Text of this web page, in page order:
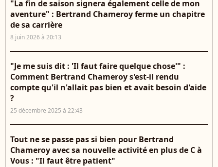
"La fin de saison signera également celle de mon
aventure" : Bertrand Chameroy ferme un chapitre
de sa carrière
8 juin 2026 à 20:13
"Je me suis dit : 'Il faut faire quelque chose'" :
Comment Bertrand Chameroy s'est-il rendu
compte qu'il n'allait pas bien et avait besoin d'aide
?
25 décembre 2025 à 22:43
Tout ne se passe pas si bien pour Bertrand
Chameroy avec sa nouvelle activité en plus de C à
Vous : "Il faut être patient"